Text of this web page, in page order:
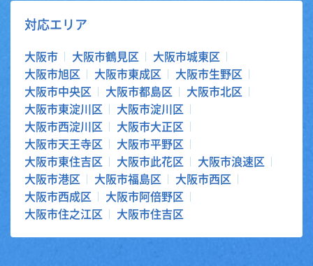
対応エリア
大阪市 大阪市鶴見区
大阪市城東区
大阪市旭区
大阪市東成区
大阪市生野区
大阪市中央区
大阪市都島区
大阪市北区
大阪市東淀川区
大阪市淀川区
大阪市西淀川区
大阪市大正区
大阪市天王寺区
大阪市平野区
大阪市東住吉区
大阪市此花区
大阪市浪速区
大阪市港区
大阪市福島区
大阪市西区
大阪市西成区
大阪市阿倍野区
大阪市住之江区
大阪市住吉区